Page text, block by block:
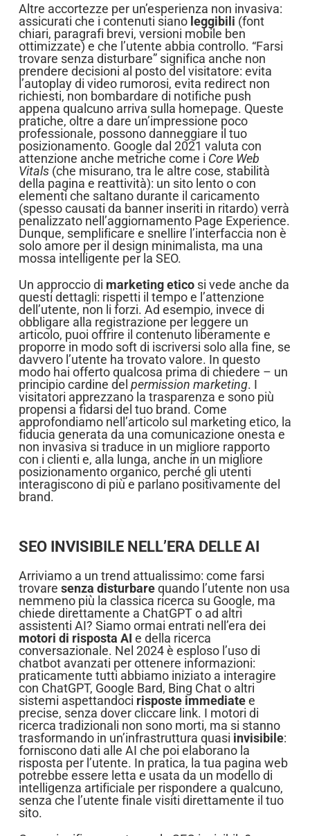
Altre accortezze per un’esperienza non invasiva:
assicurati che i contenuti siano leggibili (font
chiari, paragrafi brevi, versioni mobile ben
ottimizzate) e che l’utente abbia controllo. “Farsi
trovare senza disturbare” significa anche non
prendere decisioni al posto del visitatore: evita
l’autoplay di video rumorosi, evita redirect non
richiesti, non bombardare di notifiche push
appena qualcuno arriva sulla homepage. Queste
pratiche, oltre a dare un’impressione poco
professionale, possono danneggiare il tuo
posizionamento. Google dal 2021 valuta con
attenzione anche metriche come i Core Web
Vitals(che misurano, tra le altre cose, stabilità
della pagina e reattività): un sito lento o con
elementi che saltano durante il caricamento
(spesso causati da banner inseriti in ritardo) verrà
penalizzato nell’aggiornamento Page Experience.
Dunque, semplificare e snellire l’interfaccia non è
solo amore per il design minimalista, ma una
mossa intelligente per la SEO.
Un approccio di marketing eticosi vede anche da
questi dettagli: rispetti il tempo e l’attenzione
dell’utente, non li forzi. Ad esempio, invece di
obbligare alla registrazione per leggere un
articolo, puoi offrire il contenuto liberamente e
proporre in modo soft di iscriversi solo alla fine, se
davvero l’utente ha trovato valore. In questo
modo hai offerto qualcosa prima di chiedere – un
principio cardine del permission marketing. I
visitatori apprezzano la trasparenza e sono più
propensi a fidarsi del tuo brand. Come
approfondiamo nell’articolo sul marketing etico, la
fiducia generata da una comunicazione onesta e
non invasiva si traduce in un migliore rapporto
con i clienti e, alla lunga, anche in un migliore
posizionamento organico, perché gli utenti
interagiscono di più e parlano positivamente del
brand.
SEO INVISIBILE NELL’ERA DELLE AI
Arriviamo a un trend attualissimo: come farsi
trovare senza disturbarequando l’utente non usa
nemmeno più la classica ricerca su Google, ma
chiede direttamente a ChatGPT o ad altri
assistenti AI? Siamo ormai entrati nell’era dei
motori di risposta AI e della ricerca
conversazionale. Nel 2024 è esploso l’uso di
chatbot avanzati per ottenere informazioni:
praticamente tutti abbiamo iniziato a interagire
con ChatGPT, Google Bard, Bing Chat o altri
sistemi aspettandoci risposte immediatee
precise, senza dover cliccare link. I motori di
ricerca tradizionali non sono morti, ma si stanno
trasformando in un’infrastruttura quasi invisibile:
forniscono dati alle AI che poi elaborano la
risposta per l’utente. In pratica, la tua pagina web
potrebbe essere letta e usata da un modello di
intelligenza artificiale per rispondere a qualcuno,
senza che l’utente finale visiti direttamente il tuo
sito.